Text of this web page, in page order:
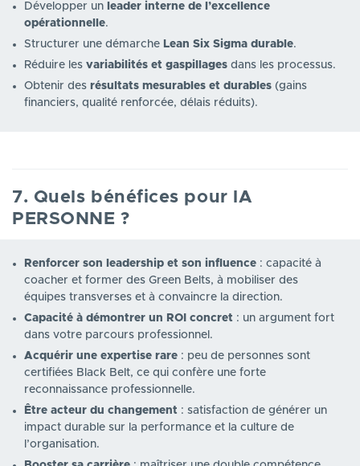
Développer un leader interne de l’excellence
opérationnelle.
Structurer une démarche Lean Six Sigma durable.
Réduire les variabilités et gaspillages dans les processus.
Obtenir des résultats mesurables et durables (gains
financiers, qualité renforcée, délais réduits).
7. Quels bénéfices pour lA
PERSONNE ?
Renforcer son leadership et son influence : capacité à
coacher et former des Green Belts, à mobiliser des
équipes transverses et à convaincre la direction.
Capacité à démontrer un ROI concret : un argument fort
dans votre parcours professionnel.
Acquérir une expertise rare : peu de personnes sont
certifiées Black Belt, ce qui confère une forte
reconnaissance professionnelle.
Être acteur du changement : satisfaction de générer un
impact durable sur la performance et la culture de
l’organisation.